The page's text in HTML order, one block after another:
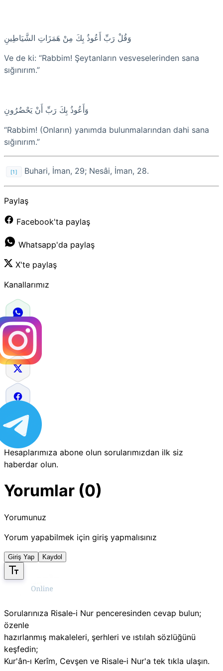
وَقُلْ رَبِّ أَعُوذُ بِكَ مِنْ هَمَزَاتِ الشَّيَاطِينِ
Ve de ki: “Rabbim! Şeytanların vesveselerinden sana
sığınırım.”
وَأَعُوذُ بِكَ رَبِّ أَنْ يَحْضُرُونِ
“Rabbim! (Onların) yanımda bulunmalarından dahi sana
sığınırım.”
[1] Buhari, İman, 29; Nesâi, İman, 28.
Paylaş
Facebook'ta paylaş
Whatsapp'da paylaş
X'te paylaş
Kanallarımız
Hesaplarımıza abone olun sorularımızdan ilk siz
haberdar olun.
Yorumlar (0)
Yorumunuz
Yorum yapabilmek için giriş yapmalısınız
Giriş Yap Kaydol
Sorularınıza Risale‑i Nur penceresinden cevap bulun;
özenle
hazırlanmış makaleleri, şerhleri ve ıstılah sözlüğünü
keşfedin;
Kur'ân‑ı Kerîm, Cevşen ve Risale‑i Nur'a tek tıkla ulaşın.